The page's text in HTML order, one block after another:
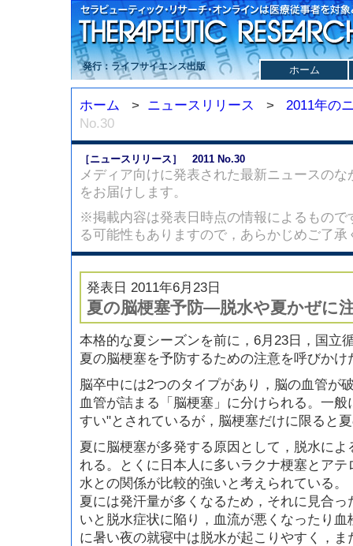
発行：ライフサイエンス出版 ホーム
ホーム > ニュースリリース > 2011年の
No.30
［ニュースリリース］ 2011 No.30
メディア向けに発表された最新ニュースの
をお届けします。
※掲載内容は発表日時点の情報によるもので
る可能性もありますので，あらかじめご了承
発表日 2011年6月23日
夏の脳梗塞予防—脱水や夏かぜに
本格的な夏シーズンを前に，6月23日，国立
夏の脳梗塞を予防するための注意を呼びかけ
脳卒中には2つのタイプがあり，脳の血管が
血管が詰まる「脳梗塞」に分けられる。一
すい"とされているが，脳梗塞だけに限ると
夏に脳梗塞が多発する原因として，脱水に
れる。とくに日本人に多いラクナ梗塞とア
水との関係が比較的強いと考えられている。
夏には発汗量が多くなるため，それに見合
いと脱水症状に陥り，血流が悪くなったり
に暑い夜の就寝中は脱水が起こりやすく，